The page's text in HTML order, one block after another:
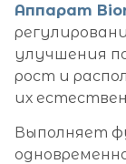
Аппарат
улучшения
рост и
их
Выполняет